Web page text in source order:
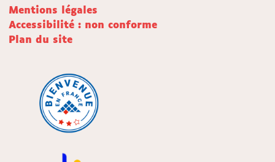
Mentions légales
Accessibilité : non conforme
Plan du site